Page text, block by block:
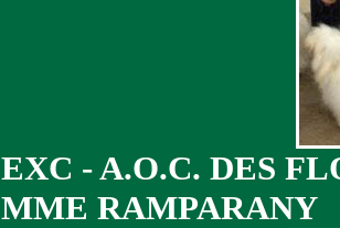
EXC - A.O.C. DES
MME RAMPARANY